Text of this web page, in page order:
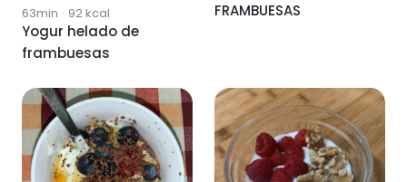
63min · 92kcal
Yogur helado de
frambuesas
FRAMBUESAS